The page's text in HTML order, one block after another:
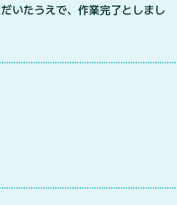
いたうえで、作業完了としまし